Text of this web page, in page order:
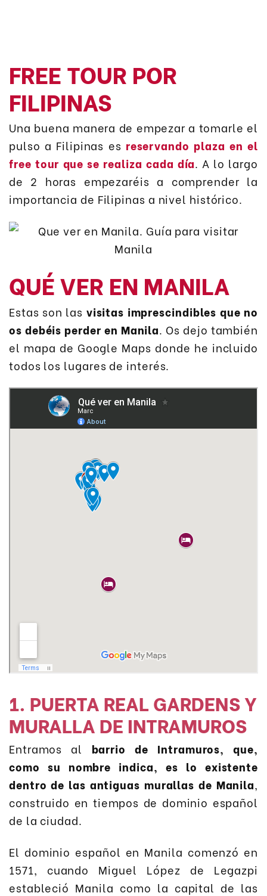
FREE TOUR POR
FILIPINAS
Una buena manera de empezar a tomarle el
pulso a Filipinas es reservando plaza en el
free tour que se realiza cada día. A lo largo
de 2 horas empezaréis a comprender la
importancia de Filipinas a nivel histórico.
QUÉ VER EN MANILA
Estas son las visitas imprescindibles que no
os debéis perder en Manila. Os dejo también
el mapa de Google Maps donde he incluido
todos los lugares de interés.
1. PUERTA REAL GARDENS Y
MURALLA DE INTRAMUROS
Entramos al barrio de Intramuros, que,
como su nombre indica, es lo existente
dentro de las antiguas murallas de Manila,
construido en tiempos de dominio español
de la ciudad.
El dominio español en Manila comenzó en
1571, cuando Miguel López de Legazpi
estableció Manila como la capital de las